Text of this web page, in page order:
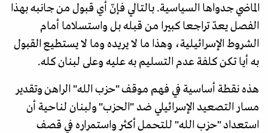
الماضي جدواها السياسية. بالتالي فإنّ أي قبول من جانبه بهذا
الفصل يعدّ تراجعا كبيرا من قبله بل واستسلاما أمام
الشروط الإسرائيلية، وهذا ما لا يريده وما لا يستطيع القبول
به أيا تكن كلفة عدم التسليم به عليه وعلى لبنان كله.
هذه نقطة أساسية في فهم موقف "حزب الله" الراهن وتقدير
مسار التصعيد الإسرائيلي ضد "الحزب" ولبنان لناحية أن
استعداد "حزب الله" للتحمل أكثر واستمراره في قصف